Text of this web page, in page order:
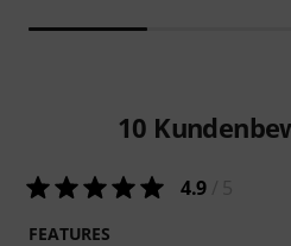
10
4.9
FEATURES